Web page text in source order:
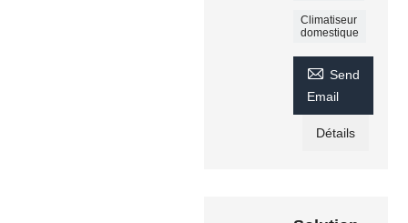
Climatiseur
domestique
 Send
Email
Détails